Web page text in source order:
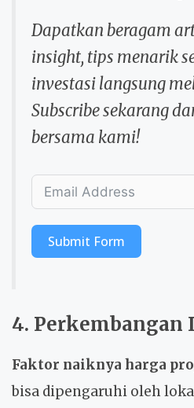
Dapatkan beragam
insight, tips menarik
investasi langsung
Subscribe sekarang
bersama kami!
Submit Form
4.
Faktor naiknya harga
bisa dipengaruhi oleh